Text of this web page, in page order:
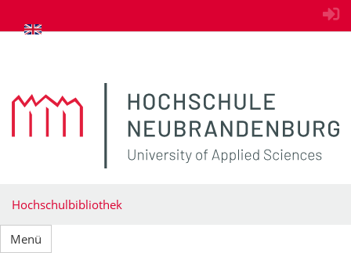
zum Inhalt springen
Hochschulbibliothek
Menü